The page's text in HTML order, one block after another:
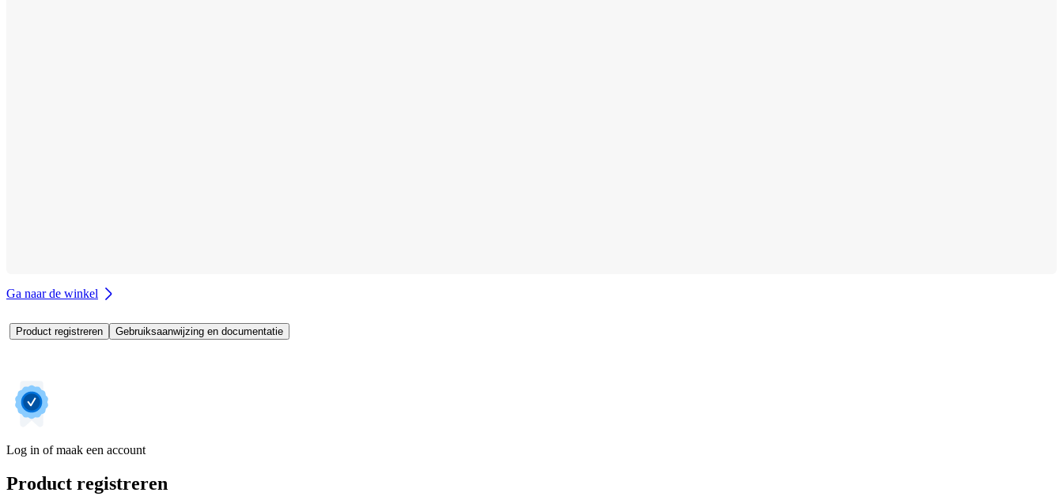
Ga naar de winkel
Product registreren Gebruiksaanwijzing en documentatie
Log in of maak een account
Product registreren